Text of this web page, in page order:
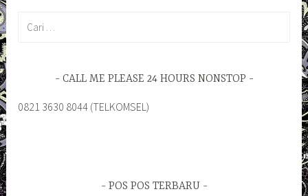
CALL ME PLEASE 24 HOURS NONSTOP
0821 3630 8044 (TELKOMSEL)
POS POS TERBARU